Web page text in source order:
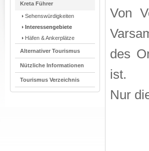
Kreta Führer
Sehenswürdigkeiten
Interessengebiete
Häfen & Ankerplätze
Alternativer Tourismus
Nützliche Informationen
Tourismus Verzeichnis
Von
des
ist.
Nur